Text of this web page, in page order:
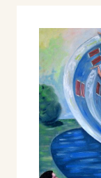
rete), Piazza
2001 -
2002 -
Emilia.
2002 - Locale
Di Sotto.
2004 -